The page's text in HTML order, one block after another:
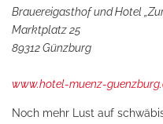
Brauereigasthof und Hotel
Marktplatz 25
89312 Günzburg
www.hotel-muenz-
Noch mehr Lust auf